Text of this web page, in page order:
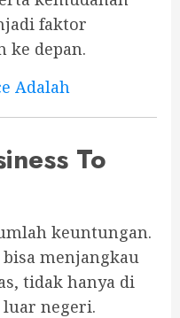
faktor
ke depan.
Adalah
To
keuntungan.
menjangkau
tidak hanya di
negeri.